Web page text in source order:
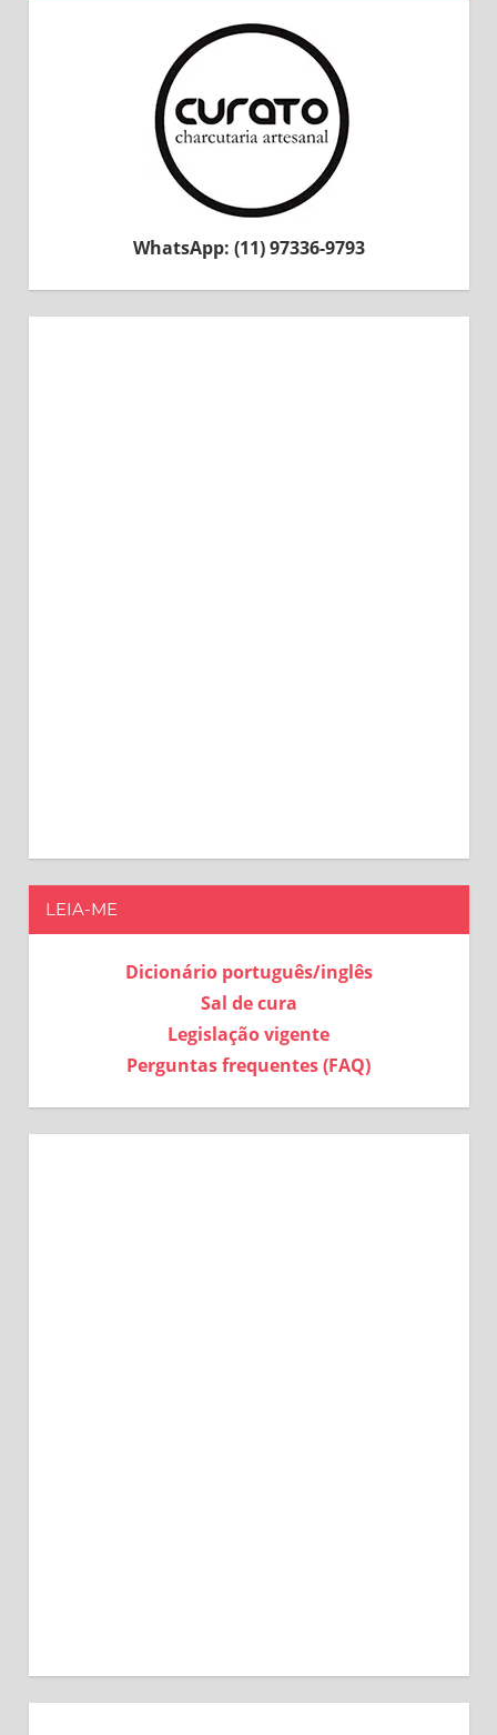
WhatsApp: (11) 97336-9793
LEIA-ME
Dicionário português/inglês
Sal de cura
Legislação vigente
Perguntas frequentes (FAQ)